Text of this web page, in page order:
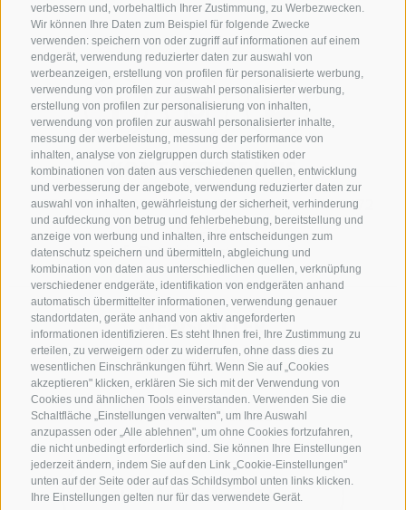
verbessern und, vorbehaltlich Ihrer Zustimmung, zu Werbezwecken.
Wir können Ihre Daten zum Beispiel für folgende Zwecke
verwenden: speichern von oder zugriff auf informationen auf einem
endgerät, verwendung reduzierter daten zur auswahl von
werbeanzeigen, erstellung von profilen für personalisierte werbung,
verwendung von profilen zur auswahl personalisierter werbung,
erstellung von profilen zur personalisierung von inhalten,
verwendung von profilen zur auswahl personalisierter inhalte,
messung der werbeleistung, messung der performance von
inhalten, analyse von zielgruppen durch statistiken oder
kombinationen von daten aus verschiedenen quellen, entwicklung
und verbesserung der angebote, verwendung reduzierter daten zur
auswahl von inhalten, gewährleistung der sicherheit, verhinderung
und aufdeckung von betrug und fehlerbehebung, bereitstellung und
anzeige von werbung und inhalten, ihre entscheidungen zum
datenschutz speichern und übermitteln, abgleichung und
kombination von daten aus unterschiedlichen quellen, verknüpfung
verschiedener endgeräte, identifikation von endgeräten anhand
automatisch übermittelter informationen, verwendung genauer
standortdaten, geräte anhand von aktiv angeforderten
informationen identifizieren. Es steht Ihnen frei, Ihre Zustimmung zu
erteilen, zu verweigern oder zu widerrufen, ohne dass dies zu
wesentlichen Einschränkungen führt. Wenn Sie auf „Cookies
akzeptieren" klicken, erklären Sie sich mit der Verwendung von
Cookies und ähnlichen Tools einverstanden. Verwenden Sie die
Schaltfläche „Einstellungen verwalten", um Ihre Auswahl
anzupassen oder „Alle ablehnen", um ohne Cookies fortzufahren,
die nicht unbedingt erforderlich sind. Sie können Ihre Einstellungen
jederzeit ändern, indem Sie auf den Link „Cookie-Einstellungen"
unten auf der Seite oder auf das Schildsymbol unten links klicken.
Ihre Einstellungen gelten nur für das verwendete Gerät.
KONTAKTIERE UNS
+39 0472 765325/+39 0472 760608/+39 0472
632372
info@sterzing-ratschings.it
NEWSLETTER
Bleib am Laufenden
Newsletter Anmelden